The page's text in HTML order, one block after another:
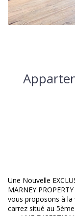
Une Nouvelle
MARNEY
vous proposons à la
carrez situé au